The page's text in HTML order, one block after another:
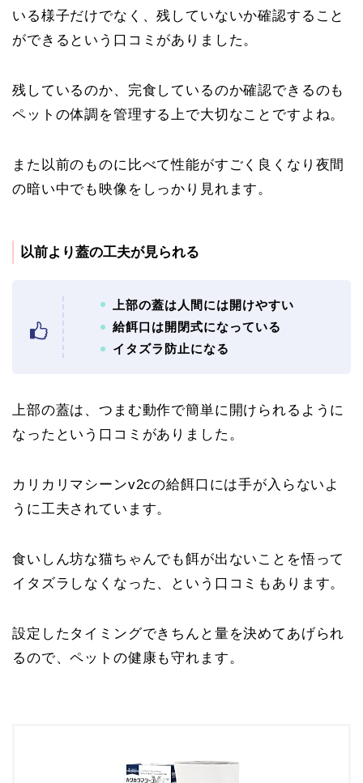
いる様子だけでなく、残していないか確認すること
ができるという口コミがありました。
残しているのか、完食しているのか確認できるのも
ペットの体調を管理する上で大切なことですよね。
また以前のものに比べて性能がすごく良くなり夜間
の暗い中でも映像をしっかり見れます。
以前より蓋の工夫が見られる
上部の蓋は人間には開けやすい
給餌口は開閉式になっている
イタズラ防止になる
上部の蓋は、つまむ動作で簡単に開けられるように
なったという口コミがありました。
カリカリマシーンv2cの給餌口には手が入らないよ
うに工夫されています。
食いしん坊な猫ちゃんでも餌が出ないことを悟って
イタズラしなくなった、という口コミもあります。
設定したタイミングできちんと量を決めてあげられ
るので、ペットの健康も守れます。